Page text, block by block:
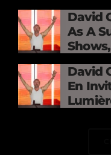
David
As A
France
David
En